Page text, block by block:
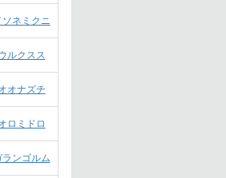
ソネミクニ
ルクスス
オナズチ
ロミドロ
ランゴルム